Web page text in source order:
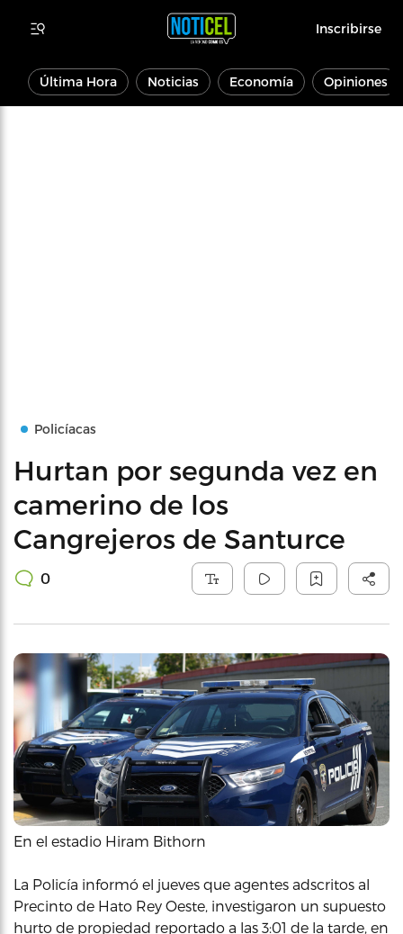
Inscribirse
Última Hora Noticias Economía Opiniones
Policíacas
Hurtan por segunda vez en
camerino de los
Cangrejeros de Santurce
0
En el estadio Hiram Bithorn
La Policía informó el jueves que agentes adscritos al
Precinto de Hato Rey Oeste, investigaron un supuesto
hurto de propiedad reportado a las 3:01 de la tarde, en